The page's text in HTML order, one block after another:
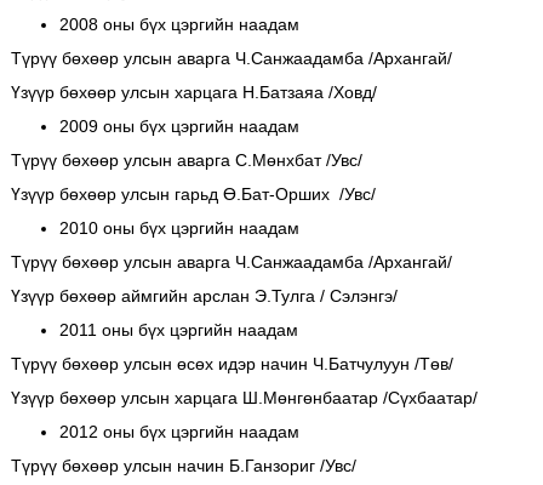
2008 оны бүх цэргийн наадам
Түрүү бөхөөр улсын аварга Ч.Санжаадамба /Архангай/
Үзүүр бөхөөр улсын харцага Н.Батзаяа /Ховд/
2009 оны бүх цэргийн наадам
Түрүү бөхөөр улсын аварга С.Мөнхбат /Увс/
Үзүүр бөхөөр улсын гарьд Ө.Бат-Орших /Увс/
2010 оны бүх цэргийн наадам
Түрүү бөхөөр улсын аварга Ч.Санжаадамба /Архангай/
Үзүүр бөхөөр аймгийн арслан Э.Тулга / Сэлэнгэ/
2011 оны бүх цэргийн наадам
Түрүү бөхөөр улсын өсөх идэр начин Ч.Батчулуун /Төв/
Үзүүр бөхөөр улсын харцага Ш.Мөнгөнбаатар /Сүхбаатар/
2012 оны бүх цэргийн наадам
Түрүү бөхөөр улсын начин Б.Ганзориг /Увс/